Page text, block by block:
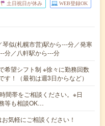
土日祝日が休み WEB登録OK
似(札幌市営)駅から---分／発寒
分／八軒駅から---分
希望シフト制 ※徐々に勤務回数
す！（最初は週3日からなど）
間帯をご相談ください。※日
等も相談OK…
気軽にご相談ください！